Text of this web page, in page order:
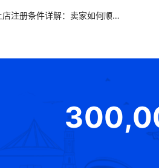
Temu墨西哥本土店注册条件详解：卖家如何顺利入驻？